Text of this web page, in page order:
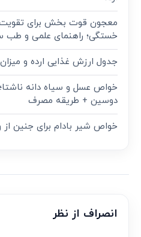
معجون قوت‌ بخش برای
خستگی؛ راهنمای علمی و طب
جدول ارزش غذایی ارده و
خواص عسل و سیاه دانه
دوسین + طریقه مصرف
خواص شیر بادام برای جنین
انصراف از نظر